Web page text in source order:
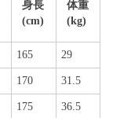
身長
(cm)
体重
(kg)
165 29
170 31.5
175 36.5